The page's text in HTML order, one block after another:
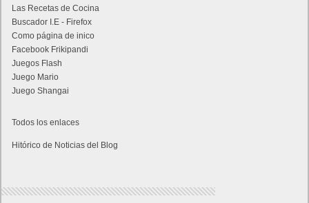
Las Recetas de Cocina
Buscador I.E - Firefox
Como página de inico
Facebook Frikipandi
Juegos Flash
Juego Mario
Juego Shangai
Todos los enlaces
Hitórico de Noticias del Blog